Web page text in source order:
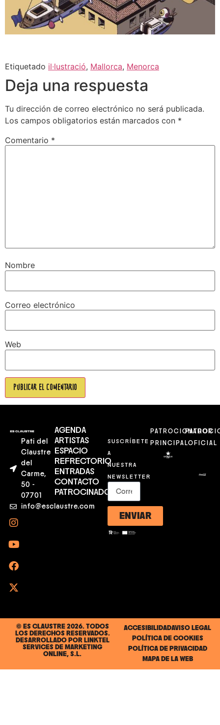
Etiquetado il·lustració, Mallorca, Menorca
Deja una respuesta
Tu dirección de correo electrónico no será publicada.
Los campos obligatorios están marcados con *
Comentario *
Nombre
Correo electrónico
Web
Pati del
Claustre
del
Carme,
50 -
07701
info@esclaustre.com
AGENDA
ARTISTAS
ESPACIO
REFRECTORIO
ENTRADAS
CONTACTO
PATROCINADORES
SUSCRÍBETE
A
NUESTRA
NEWSLETTER
ENVIAR
PATROCIONADOR
PRINCIPALOFICIAL
© ES CLAUSTRE 2026. TODOS
LOS DERECHOS RESERVADOS.
DESARROLLADO POR LINKTEL
SERVICES DE MARKETING
ONLINE, S.L.
ACCESIBILIDADAVISO LEGAL
POLÍTICA DE COOKIES
POLÍTICA DE PRIVACIDAD
MAPA DE LA WEB